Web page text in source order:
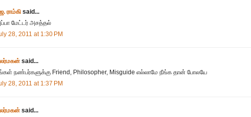
ராம்கி said...
மேட்டர் அசத்தல்
28, 2011 at 1:30 PM
said...
நண்பர்களுக்கு Friend, Philosopher, Misguide எல்லாமே நீங்க தான் போலயே
28, 2011 at 1:37 PM
said...